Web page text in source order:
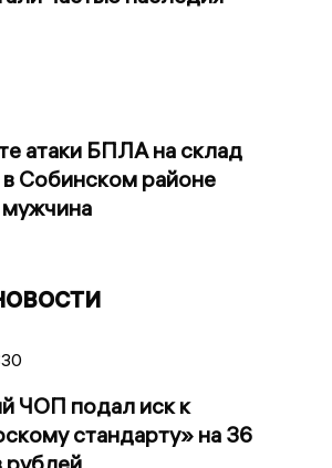
атаки БПЛА на склад
Собинском районе
ЧОП подал иск к
стандарту» на 36